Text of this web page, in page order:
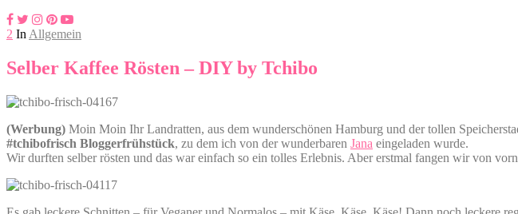
2 In Allgemein
Selber Kaffee Rösten – DIY by Tchibo
(Werbung) Moin Moin Ihr Landratten, aus dem wunderschönen Hamburg und der tollen
#tchibofrisch Bloggerfrühstück, zu dem ich von der wunderbaren Jana eingeladen wurde.
Wir durften selber rösten und das war einfach so ein tolles Erlebnis. Aber erstmal fangen wir von